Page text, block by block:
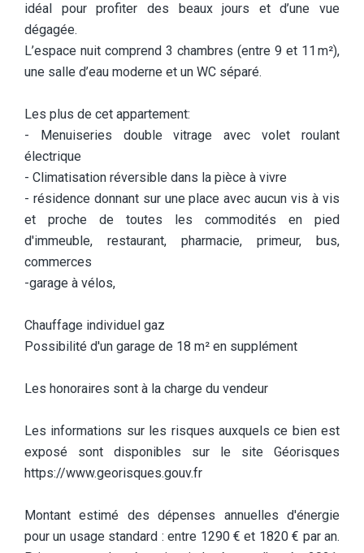
idéal pour profiter des beaux jours et d’une vue
dégagée.
L’espace nuit comprend 3 chambres (entre 9 et 11 m²),
une salle d’eau moderne et un WC séparé.
Les plus de cet appartement:
- Menuiseries double vitrage avec volet roulant
électrique
- Climatisation réversible dans la pièce à vivre
- résidence donnant sur une place avec aucun vis à vis
et proche de toutes les commodités en pied
d'immeuble, restaurant, pharmacie, primeur, bus,
commerces
-garage à vélos,
Chauffage individuel gaz
Possibilité d'un garage de 18 m² en supplément
Les honoraires sont à la charge du vendeur
Les informations sur les risques auxquels ce bien est
exposé sont disponibles sur le site Géorisques
https://www.georisques.gouv.fr
Montant estimé des dépenses annuelles d'énergie
pour un usage standard : entre 1290 € et 1820 € par an.